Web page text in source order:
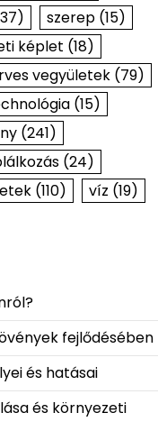
szerep(15)
képlet (18)
vegyületek(79)
(15)
(241)
(24)
(110) víz (19)
fejlődésében
és hatásai
és környezeti